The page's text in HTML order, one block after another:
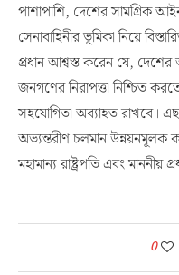
পাশাপাশি, দেশের সামগ্রিক
সেনাবাহিনীর ভূমিকা নিয়ে
প্রধান আশ্বস্ত করেন যে,
জনগণের নিরাপত্তা নিশ্চিত
সহযোগিতা অব্যাহত রাখবে।
অভ্যন্তরীণ চলমান উন্নয়নমূলক
মহামান্য রাষ্ট্রপতি এবং
0